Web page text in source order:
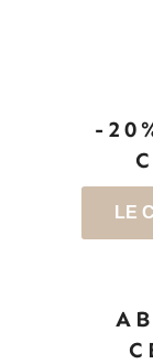
-
LE